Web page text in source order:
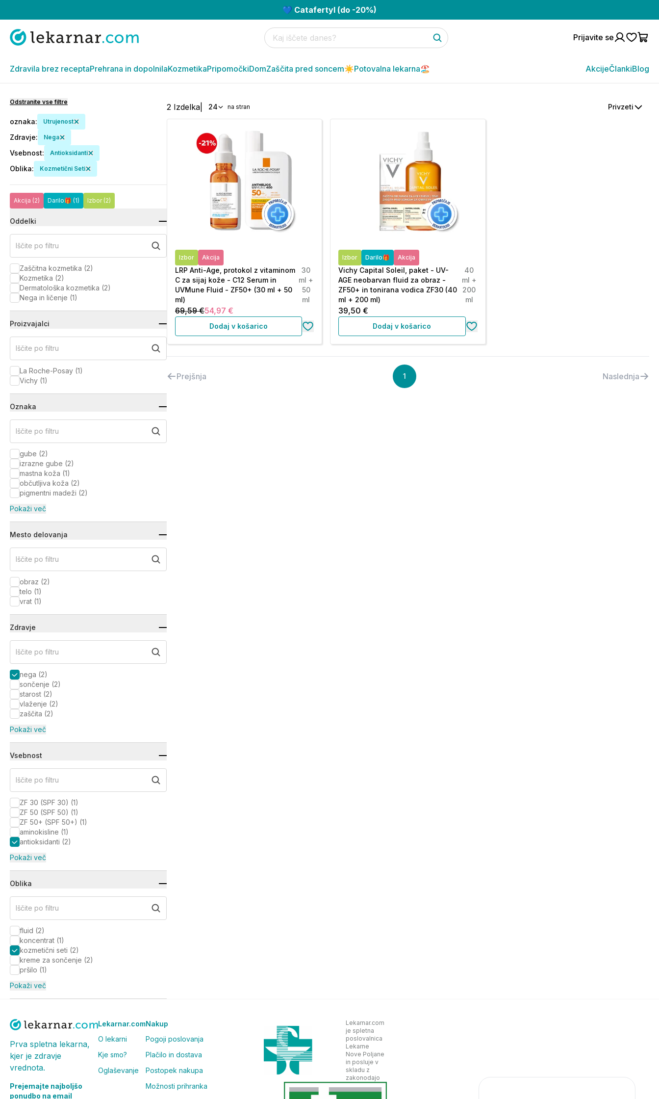
💙 Catafertyl (do -20%)
Prijavite se
Zdravila brez receptaPrehrana in dopolnilaKozmetikaPripomočkiDomZaščita pred soncem☀️Potovalna lekarna🏖️ AkcijeČlankiBlog
Odstranite vse filtre
oznaka: Utrujenost
Zdravje: Nega
Vsebnost: Antioksidanti
Oblika: Kozmetični Seti
Akcija (2) Darilo🎁 (1) Izbor (2)
Oddelki
Iščite po filtru
Zaščitna kozmetika (2)
Kozmetika (2)
Dermatološka kozmetika (2)
Nega in ličenje (1)
Proizvajalci
Iščite po filtru
La Roche-Posay (1)
Vichy (1)
Oznaka
Iščite po filtru
gube (2)
izrazne gube (2)
mastna koža (1)
občutljiva koža (2)
pigmentni madeži (2)
Pokaži več
Mesto delovanja
Iščite po filtru
obraz (2)
telo (1)
vrat (1)
Zdravje
Iščite po filtru
nega (2)
sončenje (2)
starost (2)
vlaženje (2)
zaščita (2)
Pokaži več
Vsebnost
Iščite po filtru
ZF 30 (SPF 30) (1)
ZF 50 (SPF 50) (1)
ZF 50+ (SPF 50+) (1)
aminokisline (1)
antioksidanti (2)
Pokaži več
Oblika
Iščite po filtru
fluid (2)
koncentrat (1)
kozmetični seti (2)
kreme za sončenje (2)
pršilo (1)
Pokaži več
2 Izdelka 24 na stran Privzeti
Izbor Akcija
LRP Anti-Age, protokol z vitaminom
C za sijaj kože - C12 Serum in
UVMune Fluid - ZF50+ (30 ml + 50
ml)
30
ml +
50
ml
69,59 €54,97 €
Dodaj v košarico
Izbor Darilo🎁 Akcija
Vichy Capital Soleil, paket - UV-
AGE neobarvan fluid za obraz -
ZF50+ in tonirana vodica ZF30 (40
ml + 200 ml)
40
ml +
200
ml
39,50 €
Dodaj v košarico
Prejšnja 1 Naslednja
Prva spletna lekarna,
kjer je zdravje
vrednota.
Prejemajte najboljšo
ponudbo na email
Lekarnar.com
O lekarni
Kje smo?
Oglaševanje
Nakup
Pogoji poslovanja
Plačilo in dostava
Postopek nakupa
Možnosti prihranka
Lekarnar.com
je spletna
poslovalnica
Lekarne
Nove Poljane
in posluje v
skladu z
zakonodajo